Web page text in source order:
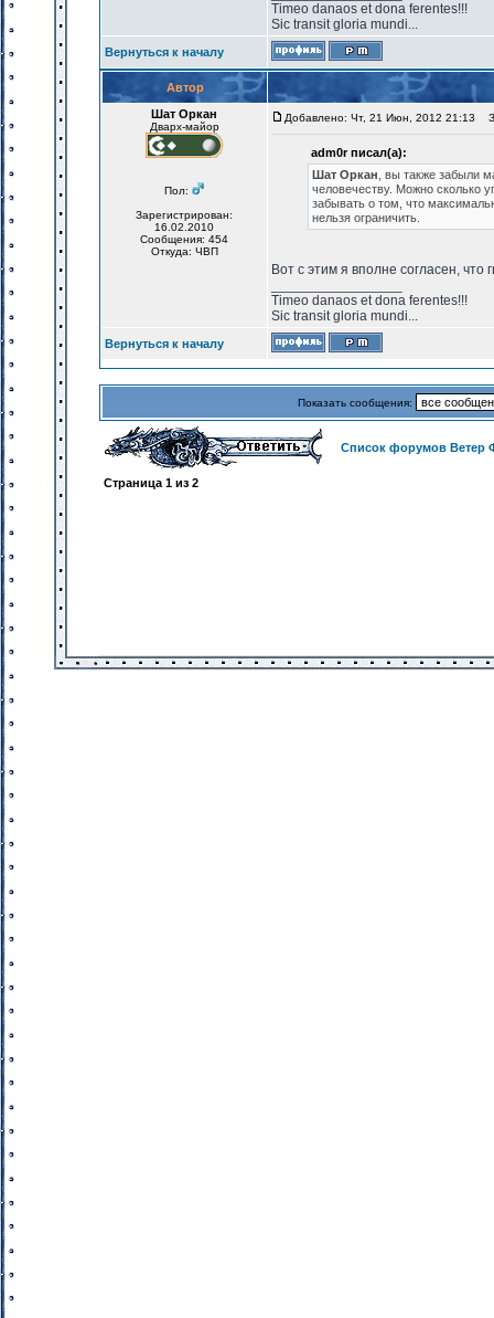
Timeo danaos et dona ferentes!!!
Sic transit gloria mundi...
Вернуться к началу
Автор
Шат Оркан
Дварх-майор
Пол:
Зарегистрирован:
16.02.2010
Сообщения: 454
Откуда: ЧВП
Добавлено: Чт, 21 Июн, 2012 21:13
adm0r писал(а):
Шат Оркан , вы также забыли
человечеству. Можно сколько
забывать о том, что
нельзя ограничить.
Вот с этим я вполне согласен,
Timeo danaos et dona ferentes!!!
Sic transit gloria mundi...
Вернуться к началу
Показать сообщения:
Список форумов Ветер
Страница 1 из 2